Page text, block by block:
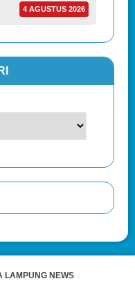
4 AGUSTUS 2026
LAMPUNG NEWS